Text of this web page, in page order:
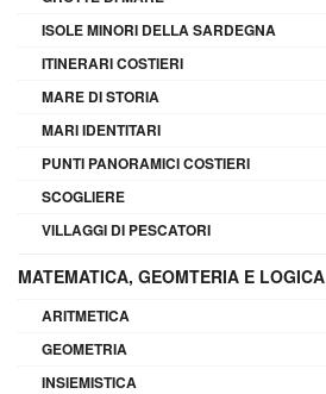
ISOLE MINORI DELLA SARDEGNA
ITINERARI COSTIERI
MARE DI STORIA
MARI IDENTITARI
PUNTI PANORAMICI COSTIERI
SCOGLIERE
VILLAGGI DI PESCATORI
MATEMATICA, GEOMTERIA E LOGICA
ARITMETICA
GEOMETRIA
INSIEMISTICA